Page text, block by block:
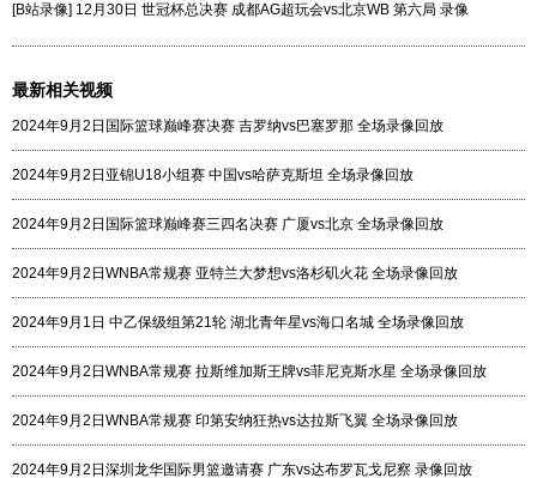
[B站录像] 12月30日 世冠杯总决赛 成都AG超玩会vs北京WB 第六局 录像
最新相关视频
2024年9月2日国际篮球巅峰赛决赛 吉罗纳vs巴塞罗那 全场录像回放
2024年9月2日亚锦U18小组赛 中国vs哈萨克斯坦 全场录像回放
2024年9月2日国际篮球巅峰赛三四名决赛 广厦vs北京 全场录像回放
2024年9月2日WNBA常规赛 亚特兰大梦想vs洛杉矶火花 全场录像回放
2024年9月1日 中乙保级组第21轮 湖北青年星vs海口名城 全场录像回放
2024年9月2日WNBA常规赛 拉斯维加斯王牌vs菲尼克斯水星 全场录像回放
2024年9月2日WNBA常规赛 印第安纳狂热vs达拉斯飞翼 全场录像回放
2024年9月2日深圳龙华国际男篮邀请赛 广东vs达布罗瓦戈尼察 录像回放